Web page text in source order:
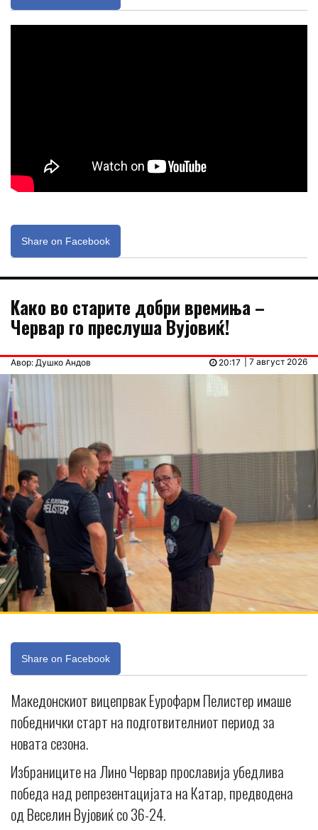
Share on Facebook
Kaко во старите добри времиња –
Червар го преслуша Вујовиќ!
Авор: Душко Андов | 7 август 2026
20:17
Share on Facebook
Македонскиот вицепрвак Еурофарм Пелистер имаше
победнички старт на подготвителниот период за
новата сезона.
Избраниците на Лино Червар прославија убедлива
победа над репрезентацијата на Катар, предводена
од Веселин Вујовиќ со 36-24.